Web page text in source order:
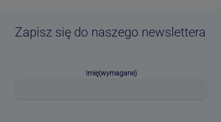
Zapisz się do naszego newslettera
Imię(wymagane)